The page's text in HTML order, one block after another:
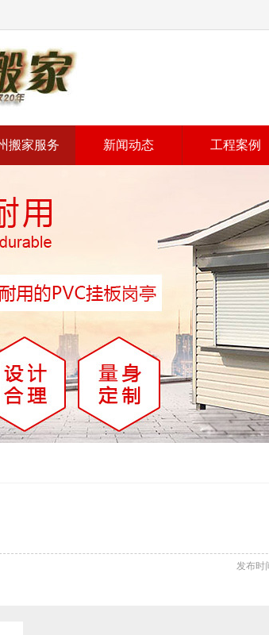
搬家服务 新闻动态 工程案例
发布时